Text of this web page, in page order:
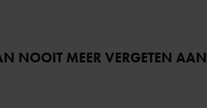
NOOIT MEER VERGETEN AAN